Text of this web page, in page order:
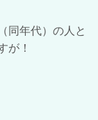
同年代）の人と
が！